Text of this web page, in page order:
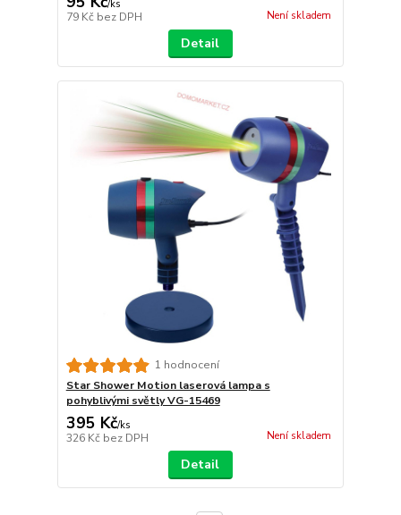
/ks
79 Kč bez DPH Není skladem
Detail
1 hodnocení
Star Shower Motion laserová lampa s
pohyblivými světly VG-15469
395 Kč/ks
326 Kč bez DPH Není skladem
Detail